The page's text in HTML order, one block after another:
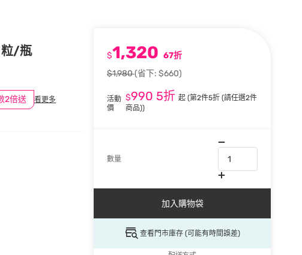
粒/瓶
2倍送 看更多
$1,320 67折
$1,980(省下: $660)
活動
價
$990 5折起(第2件5折 (請任選2件
商品))
數量
加入購物袋
查看門市庫存 (可能有時間誤差)